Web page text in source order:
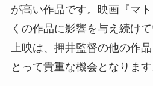
が高い作品です。映画『マ
くの作品に影響を与え続け
上映は、押井監督の他の作
とって貴重な機会となります